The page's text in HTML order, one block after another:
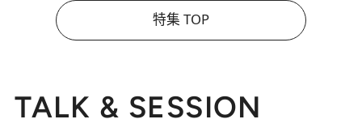
特集 TOP
TALK & SESSION